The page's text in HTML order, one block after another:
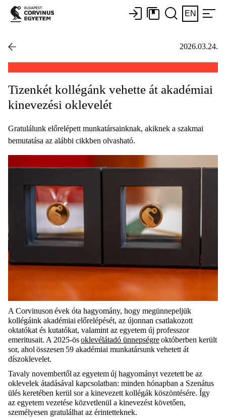
EN
2026.03.24.
Tizenkét kollégánk vehette át akadémiai
kinevezési oklevelét
Gratulálunk előrelépett munkatársainknak, akiknek a szakmai
bemutatása az alábbi cikkben olvasható.
A Corvinuson évek óta hagyomány, hogy megünnepeljük
kollégáink akadémiai előrelépését, az újonnan csatlakozott
oktatókat és kutatókat, valamint az egyetem új professzor
emeritusait. A 2025-ösoklevélátadó ünnepségreoktóberben került
sor, ahol összesen 59 akadémiai munkatársunk vehetett át
díszoklevelet.
Tavaly novembertől az egyetem új hagyományt vezetett be az
oklevelek átadásával kapcsolatban: minden hónapban a Szenátus
ülés keretében kerül sor a kinevezett kollégák köszöntésére. Így
az egyetem vezetése közvetlenül a kinevezést követően,
személyesen gratulálhat az érintetteknek.